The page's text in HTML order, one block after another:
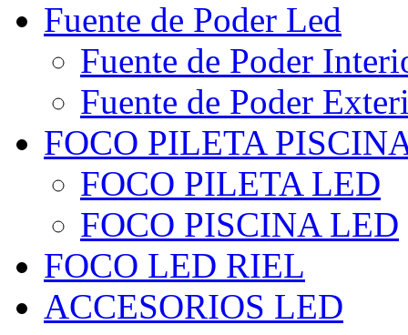
Fuente de Poder Led
Fuente de Poder
Fuente de Poder
FOCO PILETA
FOCO PILETA LED
FOCO PISCINA LED
FOCO LED RIEL
ACCESORIOS LED